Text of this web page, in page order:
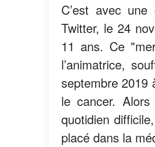
C’est avec
Twitter, le 24
11 ans. Ce
l’animatrice,
septembre 2019
le cancer.
quotidien
placé dans la